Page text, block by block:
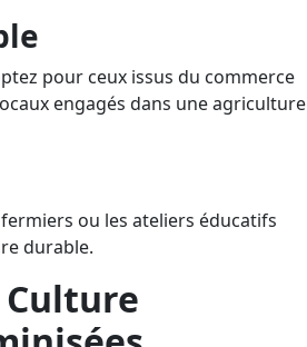
pour ceux issus du commerce
engagés dans une agriculture
ou les ateliers éducatifs
durable.